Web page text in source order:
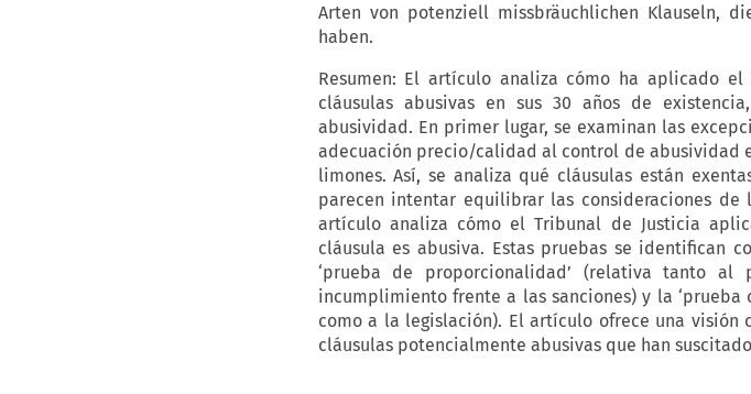
Arten von potenziell missbräuchlichen Klauseln,
haben.
Resumen: El artículo analiza cómo ha aplicado
cláusulas abusivas en sus 30 años de
abusividad. En primer lugar, se examinan las
adecuación precio/calidad al control de abusividad
limones. Así, se analiza qué cláusulas están
parecen intentar equilibrar las consideraciones
artículo analiza cómo el Tribunal de Justicia
cláusula es abusiva. Estas pruebas se identifican
‘prueba de proporcionalidad’ (relativa tanto
incumplimiento frente a las sanciones) y la
como a la legislación). El artículo ofrece una
cláusulas potencialmente abusivas que han